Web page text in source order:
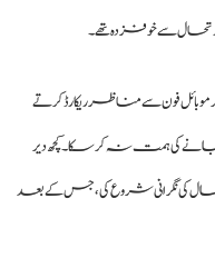
سے خوفزدہ تھے۔
موبائل فون سے مناظر ریکارڈ کرتے
کی ہمت نہ کر سکا۔ کچھ دیر
حال کی نگرانی شروع کی، جس کے بعد